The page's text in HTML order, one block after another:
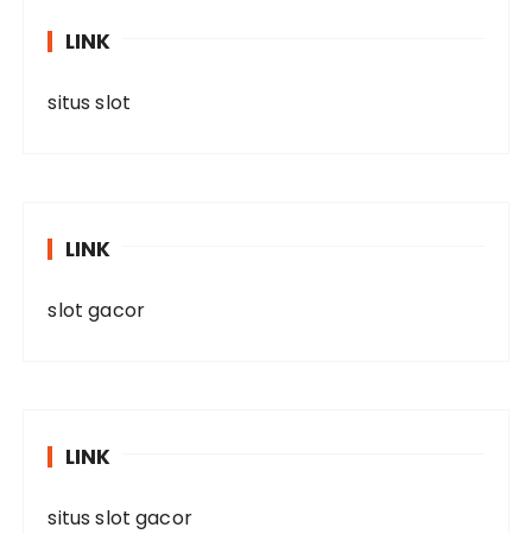
LINK
situs slot
LINK
slot gacor
LINK
situs slot gacor